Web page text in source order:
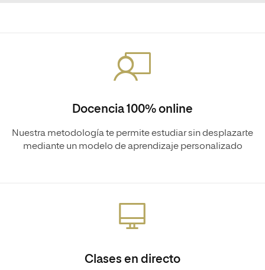
Docencia 100% online
Nuestra metodología te permite estudiar sin desplazarte
mediante un modelo de aprendizaje personalizado
Clases en directo